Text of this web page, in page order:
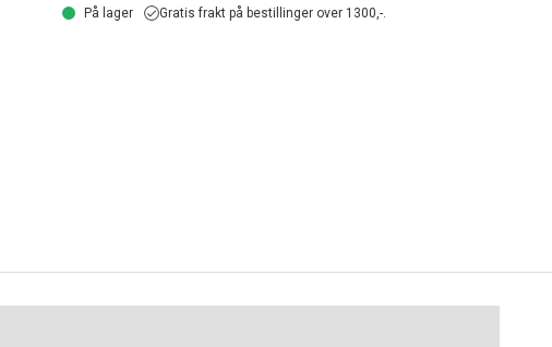
På lager Gratis frakt på bestillinger over 1300,-.